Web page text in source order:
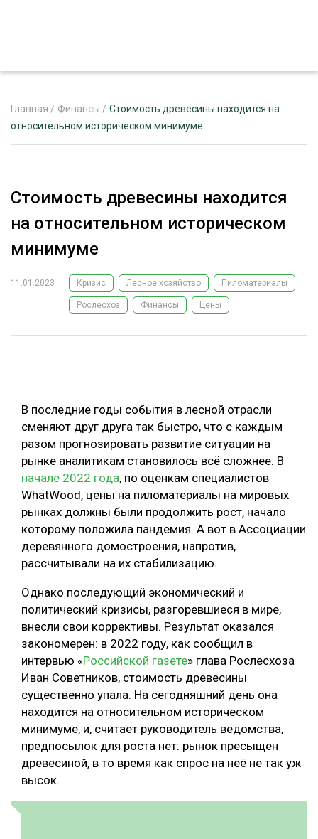
РЕКЛАМОДАТЕЛЯМ
ЛЕСНОЕ ХОЗЯЙСТВО
ЛЕСОЗАГОТОВКА
ОБРАБОТКА ДРЕВЕСИНЫ
ЛЕСОВОССТАНОВЛЕНИЕ И ЗАЩИТА
ЛОГИСТИКА
ПРОИЗВОДСТВО ДРЕВЕСНЫХ ПЛИТ
ЦБП
КОМПЛЕКСНАЯ ПЕРЕРАБОТКА
БЕЗОПАСНОЕ ПРОИЗВОДСТВО
СОРТИРОВКА ДРЕВЕСИНЫ
СУШКА ДРЕВЕСИНЫ
МЕБЕЛЬНОЕ ПРОИЗВОДСТВО
ТЕМАТИЧЕСКИЕ ПРОЕКТЫ
ЭКСПЕРТНОЕ МНЕНИЕ
Главная / Финансы / Стоимость древесины находится на
относительном историческом минимуме
Стоимость древесины находится
на относительном историческом
минимуме
11.01.2023 Кризис Лесное хозяйство Пиломатериалы
Рослесхоз Финансы Цены
В последние годы события в лесной отрасли
сменяют друг друга так быстро, что с каждым
разом прогнозировать развитие ситуации на
рынке аналитикам становилось всё сложнее. В
начале 2022 года, по оценкам специалистов
WhatWood, цены на пиломатериалы на мировых
рынках должны были продолжить рост, начало
которому положила пандемия. А вот в Ассоциации
деревянного домостроения, напротив,
рассчитывали на их стабилизацию.
Однако последующий экономический и
политический кризисы, разгоревшиеся в мире,
внесли свои коррективы. Результат оказался
закономерен: в 2022 году, как сообщил в
интервью «Российской газете» глава Рослесхоза
Иван Советников, стоимость древесины
существенно упала. На сегодняшний день она
находится на относительном историческом
минимуме, и, считает руководитель ведомства,
предпосылок для роста нет: рынок пресыщен
древесиной, в то время как спрос на неё не так уж
высок.